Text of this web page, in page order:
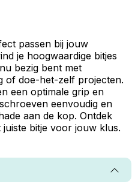
passen bij jouw
je hoogwaardige bitjes
bezig bent met
of doe-het-zelf projecten.
een optimale grip en
eenvoudig en
aan de kop. Ontdek
bitje voor jouw klus.